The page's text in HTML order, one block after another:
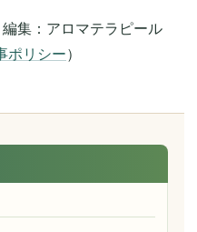
集：アロマテラピール
ポリシー）